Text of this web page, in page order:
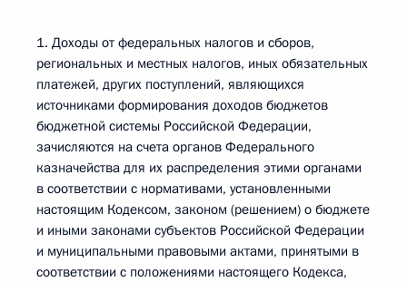
1. Доходы от федеральных налогов и сборов,
региональных и местных налогов, иных обязательных
платежей, других поступлений, являющихся
источниками формирования доходов бюджетов
бюджетной системы Российской Федерации,
зачисляются на счета органов Федерального
казначейства для их распределения этими органами
в соответствии с нормативами, установленными
настоящим Кодексом, законом (решением) о бюджете
и иными законами субъектов Российской Федерации
и муниципальными правовыми актами, принятыми в
соответствии с положениями настоящего Кодекса,